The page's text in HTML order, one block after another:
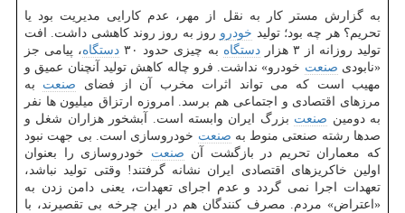
به گزارش مستر كار به نقل از مهر، عدم كارایی مدیریت بود یا
تحریم؟ هر چه بود؛ تولید خودرو روز به روز روند كاهشی داشت. افت
تولید روزانه از ۳ هزار
دستگاه به چیزی حدود ۳۰ دستگاه، پیامی جز
«نابودی صنعت خودرو» نداشت. فرو چاله كاهش تولید آنچنان عمیق و
مهیب است كه می تواند اثرات مخرب آن از فضای صنعت به
مرزهای اقتصادی و اجتماعی هم برسد. امروزه ارتزاق میلیون ها نفر
به دومین صنعت بزرگ ایران وابسته است. آبشخور هزاران شغل و
صدها رشته صنعتی منوط به صنعت خودروسازی است. بی جهت نبود
كه معماران تحریم در بازگشت آن صنعت خودروسازی را بعنوان
اولین خاكریزهای اقتصادی ایران نشانه گرفتند! وقتی تولید نباشد،
تعهدات اجرا نمی گردد و عدم اجرای تعهدات، یعنی دامن زدن به
«اعتراض» مردم. مصرف كنندگان هم در این چرخه بی تقصیرند، با